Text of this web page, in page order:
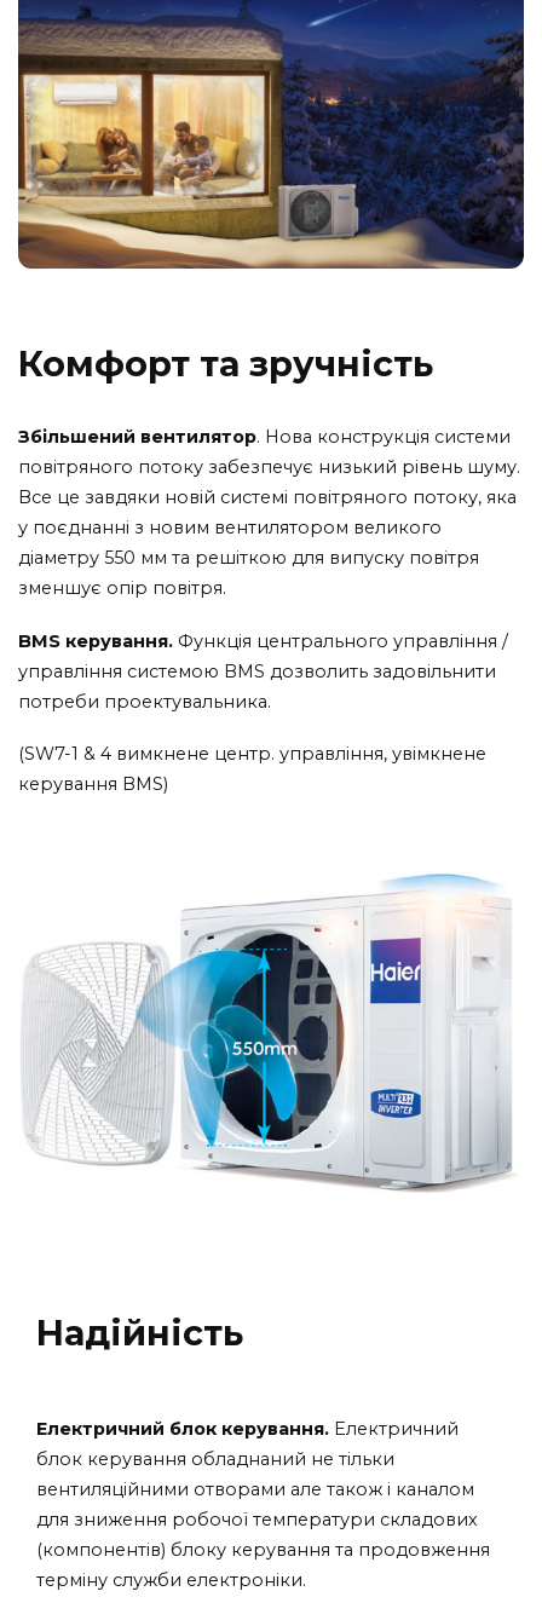
Комфорт та зручність
Збільшений вентилятор. Нова конструкція системи
повітряного потоку забезпечує низький рівень шуму.
Все це завдяки новій системі повітряного потоку, яка
у поєднанні з новим вентилятором великого
діаметру 550 мм та решіткою для випуску повітря
зменшує опір повітря.
BMS керування. Функція центрального управління /
управління системою BMS дозволить задовільнити
потреби проектувальника.
(SW7-1 & 4 вимкнене центр. управління, увімкнене
керування BMS)
Надійність
Електричний блок керування. Електричний
блок керування обладнаний не тільки
вентиляційними отворами але також і каналом
для зниження робочої температури складових
(компонентів) блоку керування та продовження
терміну служби електроніки.